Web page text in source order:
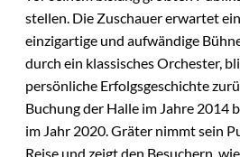
stellen. Die Zuschauer erwartet
einzigartige und aufwändige
durch ein klassisches Orchester,
persönliche Erfolgsgeschichte
Buchung der Halle im Jahre 2014
im Jahr 2020. Gräter nimmt sein
Reise und zeigt den Besuchern,